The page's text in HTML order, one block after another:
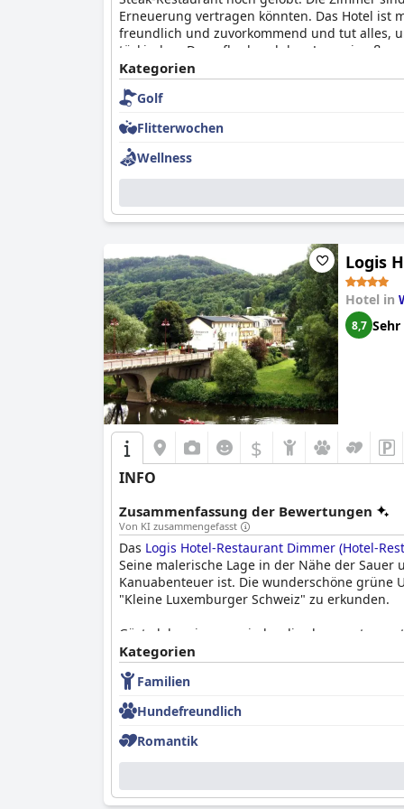
Erneuerung vertragen könnten. Das Hotel ist
freundlich und zuvorkommend und tut alles,
türkischen Dampfbad und dem Jacuzzi
werden im Allgemeinen hoch bewertet und
Aufenthalt in den luxemburgischen
Kategorien
Golf
Flitterwochen
Wellness
Logis
Hotel in
8,7
$
INFO
Zusammenfassung der Bewertungen
Von KI zusammengefasst
Das Logis Hotel-Restaurant Dimmer (Hotel-
Seine malerische Lage in der Nähe der
Kanuabenteuer ist. Die wunderschöne grüne
"Kleine Luxemburger Schweiz" zu erkunden.
Gäste loben immer wieder die charmante,
einfachen Zugang zu nahegelegenen
und Annehmlichkeiten wie einem
Darüber hinaus ist das Hotel tierfreundlich,
Das Frühstück imLogis Hotel-Restaurant
genießen ein schmackhaftes und
Das kulinarische Angebot des Hotels ist ein
die À-la-carte-Optionen sind sehr beliebt,
Kategorien
Familien
Hundefreundlich
Romantik